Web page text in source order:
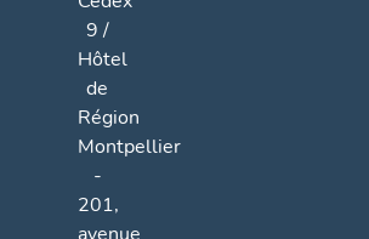
9 /
Hôtel
de
Région
Montpellier
-
201,